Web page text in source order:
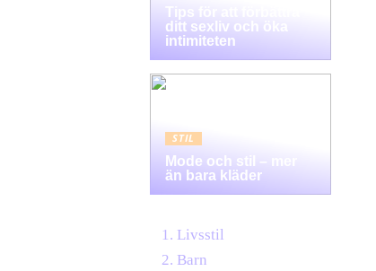
Tips för att förbättra
ditt sexliv och öka
intimiteten
STIL
Mode och stil – mer
än bara kläder
Livsstil
Barn